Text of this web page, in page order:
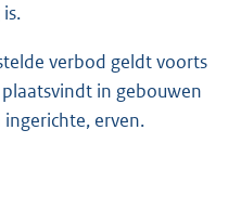
verbod geldt voorts
in gebouwen
erven.